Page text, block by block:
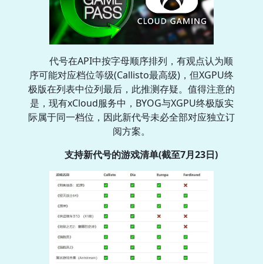
代号在API中按字母顺序排列，有观点认为顺
序可能对应档位等级(Callisto最高级)，但XGPU终
极版在列表中位列最后，此推测存疑。值得注意的
是，现有xCloud服务中，BYOG与XGPU终极版实
际属于同一档位，因此新代号未必全部对应独立订
阅方案。
支持新代号的游戏清单(截至7月23日)